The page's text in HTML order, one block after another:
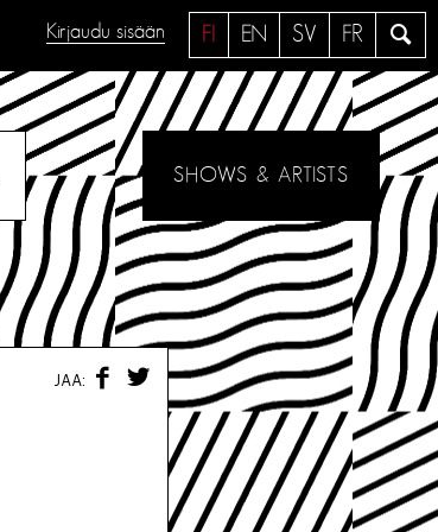
a
e
FI EN SV FR
Kirjaudu sisään
SHOWS & ARTISTS
JAA:
F
W